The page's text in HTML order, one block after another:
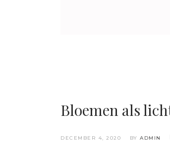
Bloemen als
DECEMBER 4, 2020 BY ADMIN